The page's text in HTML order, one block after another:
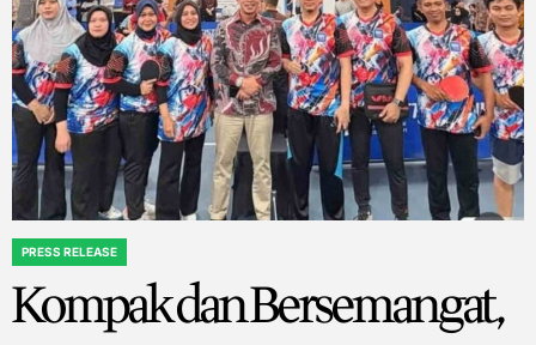
POSTED
PRESS RELEASE
Kompak dan Bersemangat,